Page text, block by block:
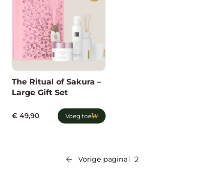
The Ritual of Sakura –
Large Gift Set
Voeg toe
€ 49,90
Vorige pagina1 2